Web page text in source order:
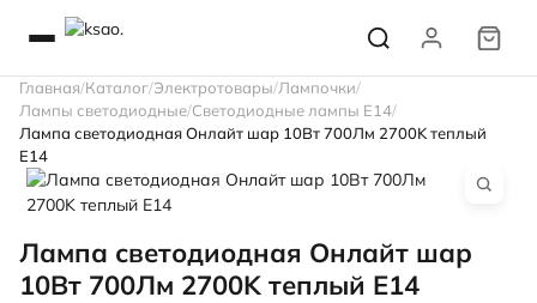
Главная Каталог Электротовары Лампочки
Лампы светодиодные Светодиодные лампы E14
Лампа светодиодная Онлайт шар 10Вт 700Лм 2700K теплый
Е14
Лампа светодиодная Онлайт шар
10Вт 700Лм 2700K теплый Е14